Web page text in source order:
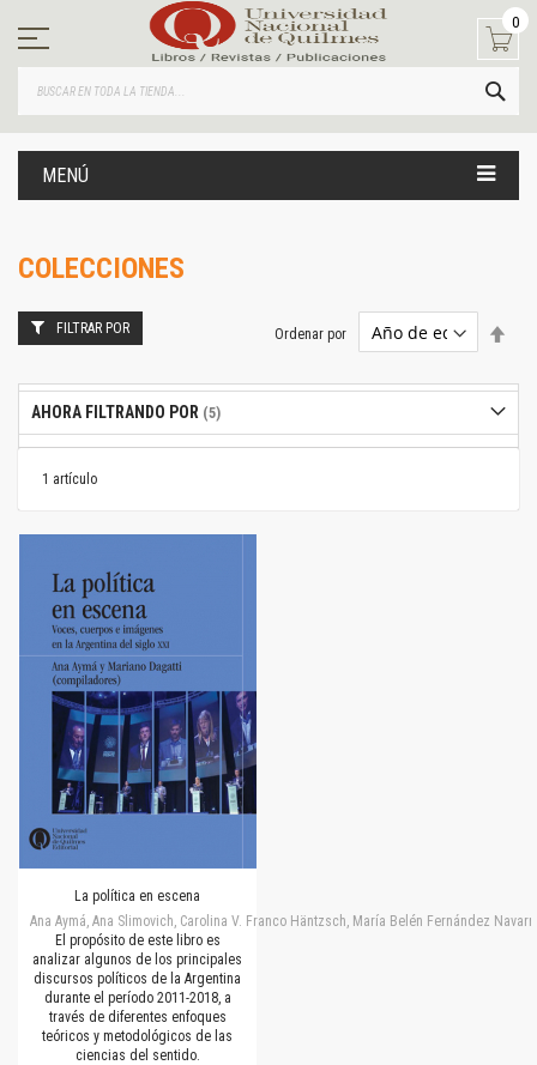
contenido
0
MENÚ
COLECCIONES
1 artículo
Ordenar por
La política en escena
Ana Aymá, Ana Slimovich, Carolina V. Franco Häntzsch, María Belén Fernández
El propósito de este libro es
analizar algunos de los principales
discursos políticos de la Argentina
durante el período 2011-2018, a
través de diferentes enfoques
teóricos y metodológicos de las
ciencias del sentido.
FILTRAR POR
AHORA FILTRANDO POR